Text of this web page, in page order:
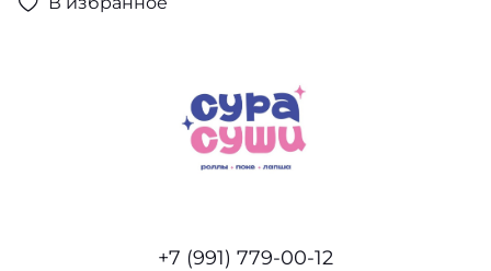
+7 (991) 779-00-12